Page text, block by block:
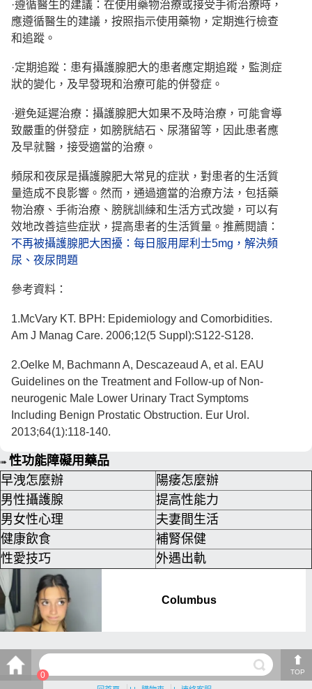
·遵循醫生的建議：在使用藥物治療或接受手術治療時，
應遵循醫生的建議，按照指示使用藥物，定期進行檢查
和追蹤。
·定期追蹤：患有攝護腺肥大的患者應定期追蹤，監測症
狀的變化，及早發現和治療可能的併發症。
·避免延遲治療：攝護腺肥大如果不及時治療，可能會導
致嚴重的併發症，如膀胱結石、尿潴留等，因此患者應
及早就醫，接受適當的治療。
頻尿和夜尿是攝護腺肥大常見的症狀，對患者的生活質
量造成不良影響。然而，通過適當的治療方法，包括藥
物治療、手術治療、膀胱訓練和生活方式改變，可以有
效地改善這些症狀，提高患者的生活質量 。 推薦閱讀：
不再被攝護腺肥大困擾：每日服用犀利士5mg，解決頻
尿、夜尿問題
參考資料：
1.McVary KT. BPH: Epidemiology and Comorbidities.
Am J Manag Care. 2006;12(5 Suppl):S122-S128.
2.Oelke M, Bachmann A, Descazeaud A, et al. EAU
Guidelines on the Treatment and Follow-up of Non-
neurogenic Male Lower Urinary Tract Symptoms
Including Benign Prostatic Obstruction. Eur Urol.
2013;64(1):118-140.
➠ 性功能障礙用藥品
早洩怎麼辦
陽痿怎麼辦
男性攝護腺
提高性能力
男女性心理
夫妻間生活
健康飲食
補腎保健
性愛技巧
外遇出軌
TOP
0